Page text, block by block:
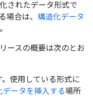
されたデータ形式で
場合は、 構造化データ
ースの概要は次のとお
。使用している形式に
ータを挿入する場所